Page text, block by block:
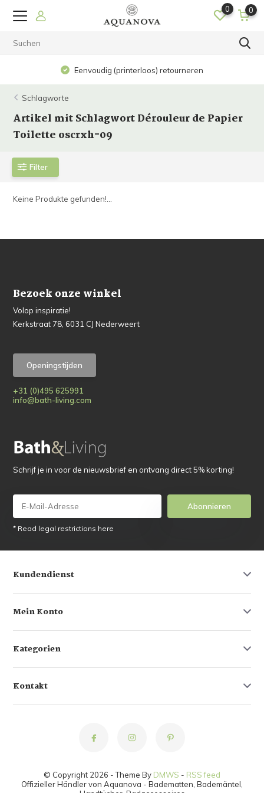
0 0
Eenvoudig (printerloos) retourneren
Schlagworte
Artikel mit Schlagwort Dérouleur de Papier
Toilette oscrxh-09
Filter
Keine Produkte gefunden!...
Bezoek onze winkel
Volop inspiratie!
Kerkstraat 78, 6031 CJ Nederweert
Openingstijden
+31 (0)495 625991
info@bath-living.com
Schrijf je in voor de nieuwsbrief en ontvang direct 5% korting!
Abonnieren
* Read legal restrictions here
Kundendienst
Mein Konto
Kategorien
Kontakt
© Copyright 2026 - Theme By DMWS - RSS feed
Offizieller Händler von Aquanova - Badematten, Bademäntel,